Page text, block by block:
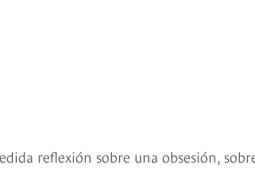
reflexión sobre una obsesión,